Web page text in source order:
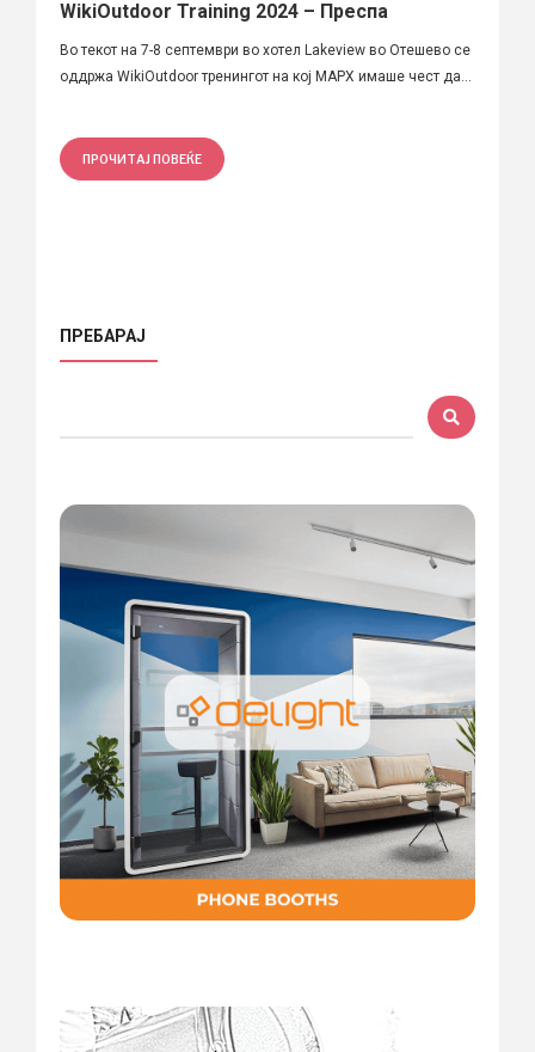
WikiOutdoor Training 2024 – Преспа
Во текот на 7-8 септември во хотел Lakeview во Отешево се
оддржа WikiOutdoor тренингот на кој МАРХ имаше чест да...
ПРОЧИТАЈ ПОВЕЌЕ
ПРЕБАРАЈ